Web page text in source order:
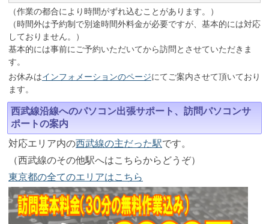
（作業の都合により時間がずれ込むことがあります。）
（時間外は予約制で別途時間外料金が必要ですが、基本的には対応
しておりません。）
基本的には事前にご予約いただいてから訪問とさせていただきま
す。
お休みはインフォメーションのページにてご案内させて頂いており
ます。
西武線沿線へのパソコン出張サポート、訪問パソコンサ
ポートの案内
対応エリア内の西武線の主だった駅です。
（西武線のその他駅へはこちらからどうぞ）
東京都の全てのエリアはこちら